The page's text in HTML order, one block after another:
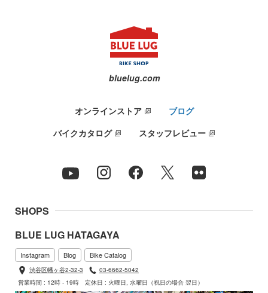
bluelug.com
オンラインストア
ブログ
バイクカタログ
スタッフレビュー
SHOPS
BLUE LUG HATAGAYA
Instagram Blog Bike Catalog
渋谷区幡ヶ谷2-32-3
03-6662-5042
営業時間 : 12時 - 19時
定休日 : 火曜日, 水曜日（祝日の場合 翌日）